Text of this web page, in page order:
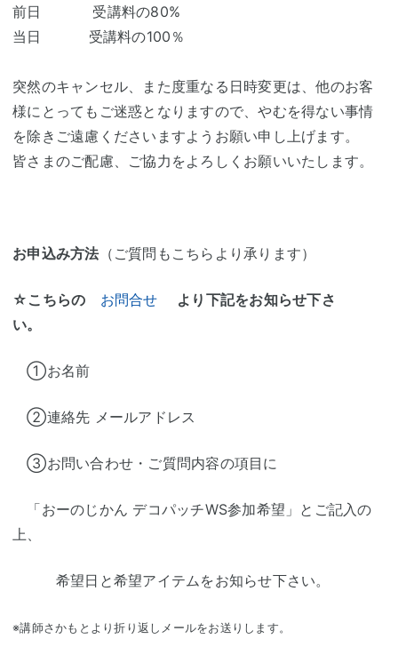
前日 受講料の80%
当日 受講料の100％
突然のキャンセル、また度重なる日時変更は、他のお客
様にとってもご迷惑となりますので、やむを得ない事情
を除きご遠慮くださいますようお願い申し上げます。
皆さまのご配慮、ご協力をよろしくお願いいたします。
お申込み方法（ご質問もこちらより承ります）
☆こちらの お問合せ
より下記をお知らせ下さ
い。
①お名前
②連絡先 メールアドレス
③お問い合わせ・ご質問内容の項目に
「おーのじかん デコパッチWS参加希望」とご記入の
上、
希望日と希望アイテムをお知らせ下さい。
※講師さかもとより折り返しメールをお送りします。